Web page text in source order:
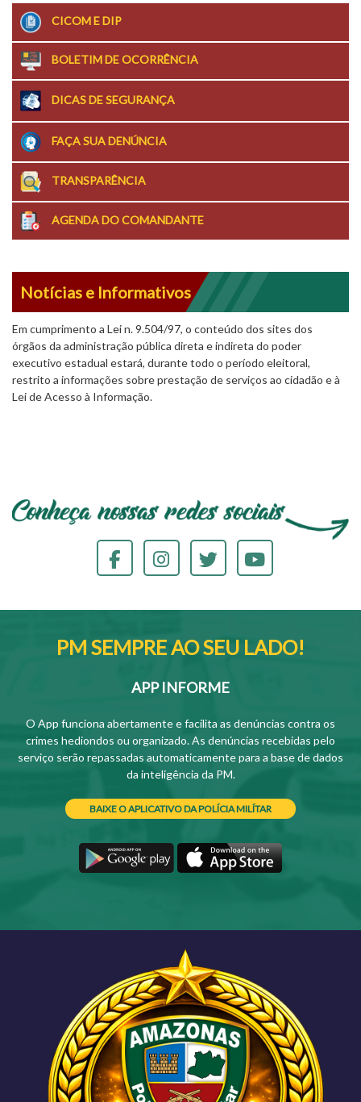
CICOM E DIP
BOLETIM DE OCORRÊNCIA
DICAS DE SEGURANÇA
FAÇA SUA DENÚNCIA
TRANSPARÊNCIA
AGENDA DO COMANDANTE
Notícias e Informativos
Em cumprimento a Lei n. 9.504/97, o conteúdo dos sites dos
órgãos da administração pública direta e indireta do poder
executivo estadual estará, durante todo o período eleitoral,
restrito a informações sobre prestação de serviços ao cidadão e à
Lei de Acesso à Informação.
PM SEMPRE AO SEU LADO!
APP INFORME
O App funciona abertamente e facilita as denúncias contra os
crimes hediondos ou organizado. As denúncias recebidas pelo
serviço serão repassadas automaticamente para a base de dados
da inteligência da PM.
BAIXE O APLICATIVO DA POLÍCIA MILÍTAR